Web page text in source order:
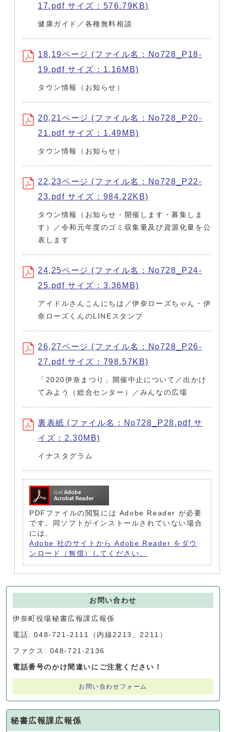
17.pdf サイズ：576.79KB)
健康ガイド／各種無料相談
18,19ページ (ファイル名：No728_P18-
19.pdf サイズ：1.16MB)
タウン情報（お知らせ）
20,21ページ (ファイル名：No728_P20-
21.pdf サイズ：1.49MB)
タウン情報（お知らせ）
22,23ページ (ファイル名：No728_P22-
23.pdf サイズ：984.22KB)
タウン情報（お知らせ・開催します・募集しま
す）／令和元年度のゴミ収集量及び資源化量を公
表します
24,25ページ (ファイル名：No728_P24-
25.pdf サイズ：3.36MB)
アイドルさんこんにちは／伊奈ローズちゃん・伊
奈ローズくんのLINEスタンプ
26,27ページ (ファイル名：No728_P26-
27.pdf サイズ：798.57KB)
「2020伊奈まつり」開催中止について／出かけ
てみよう（総合センター）／みんなの広場
裏表紙 (ファイル名：No728_P28.pdf サ
イズ：2.30MB)
イナスタグラム
PDFファイルの閲覧には Adobe Reader が必要
です。同ソフトがインストールされていない場合
には、
Adobe 社のサイトから Adobe Reader をダウ
ンロード（無償）してください。
お問い合わせ
伊奈町役場秘書広報課広報係
電話: 048-721-2111（内線2213、2211）
ファクス: 048-721-2136
電話番号のかけ間違いにご注意ください！
お問い合わせフォーム
秘書広報課広報係